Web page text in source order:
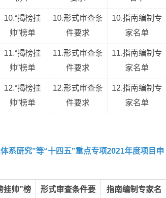
10.“揭榜挂
帅”榜单
10.形式审查条
件要求
10.指南编制专
家名单
11.“揭榜挂
帅”榜单
11.形式审查条
件要求
11.指南编制专
家名单
12.“揭榜挂
帅”榜单
12.形式审查条
件要求
12.指南编制专
家名单
系研究”等“十四五”重点专项2021年度项目申
挂帅”榜
形式审查条件要
指南编制专家名